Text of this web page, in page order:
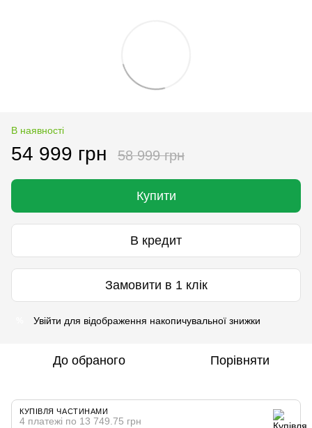
В наявності
54 999 грн 58 999 грн
Купити
В кредит
Замовити в 1 клік
Увійти для відображення накопичувальної знижки
До обраного Порівняти
КУПІВЛЯ ЧАСТИНАМИ
4 платежі по 13 749.75 грн